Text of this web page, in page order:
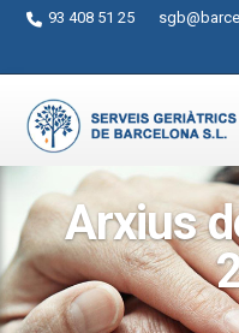
93 408 51 25
Qui som?
Serveis
Activitats
Arxius